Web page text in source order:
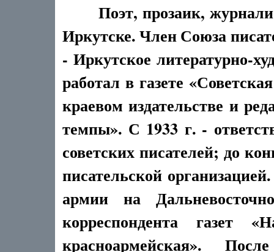
Поэт, прозаик,
Иркутске. Член Союза
- Иркутское литературно-
работал в газете
краевом издательстве и
темпы». С 1933 г. -
советских писателей; до
писательской
армии на
корреспондента газет
красноармейская».